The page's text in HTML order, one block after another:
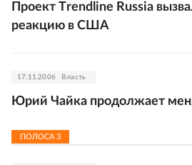
Проект Тrendline Russia
реакцию в США
17.11.2006 Власть
Юрий Чайка продолжает
ПОЛОСА 3